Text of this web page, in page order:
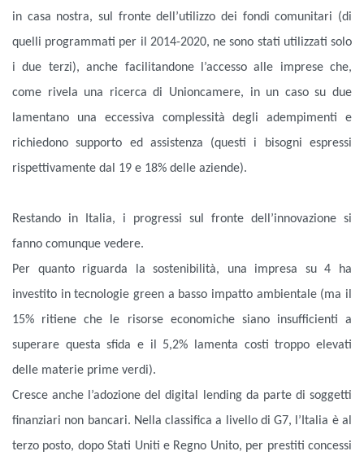
in casa nostra, sul fronte dell’utilizzo dei fondi comunitari (di
quelli programmati per il 2014-2020, ne sono stati utilizzati solo
i due terzi), anche facilitandone l’accesso alle imprese che,
come rivela una ricerca di Unioncamere, in un caso su due
lamentano una eccessiva complessità degli adempimenti e
richiedono supporto ed assistenza (questi i bisogni espressi
rispettivamente dal 19 e 18% delle aziende).
Restando in Italia, i progressi sul fronte dell’innovazione si
fanno comunque vedere.
Per quanto riguarda la sostenibilità, una impresa su 4 ha
investito in tecnologie green a basso impatto ambientale (ma il
15% ritiene che le risorse economiche siano insufficienti a
superare questa sfida e il 5,2% lamenta costi troppo elevati
delle materie prime verdi).
Cresce anche l’adozione del digital lending da parte di soggetti
finanziari non bancari. Nella classifica a livello di G7, l’Italia è al
terzo posto, dopo Stati Uniti e Regno Unito, per prestiti concessi